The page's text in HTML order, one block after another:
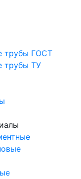
трубы ГОСТ
трубы ТУ